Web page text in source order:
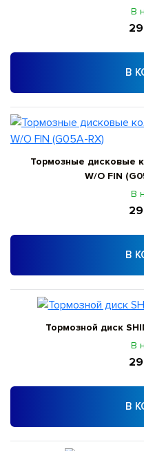
В
В
Тормозные дисковые
W/O FIN
В
В
Тормозной диск
В
В